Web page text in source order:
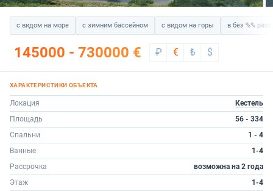
с видом на море с зимним бассейном с видом на горы в без %%
145000 - 730000 € ₽ € ₺ $
Локация
Кестель
Площадь
56 - 334
Спальни
1 - 4
Ванные
1-4
Рассрочка
возможна на 2 года
Этаж
1-4